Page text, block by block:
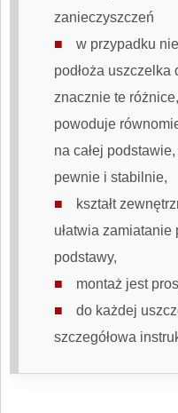
zanieczyszczeń
w przypadku
podłoża uszczelka
znacznie te
powoduje
na całej
pewnie i stabilnie,
kształt
ułatwia zamiatanie
podstawy,
montaż jest
do każdej
szczegółowa